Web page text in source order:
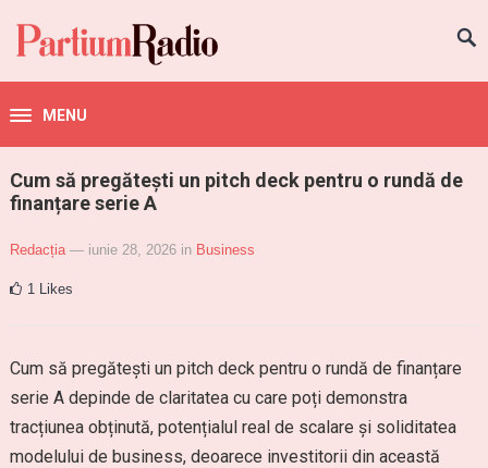
MENU
Cum să pregătești un pitch deck pentru o rundă de
finanțare serie A
Redacția — iunie 28, 2026 in Business
1 Likes
Cum să pregătești un pitch deck pentru o rundă de finanțare
serie A depinde de claritatea cu care poți demonstra
tracțiunea obținută, potențialul real de scalare și soliditatea
modelului de business, deoarece investitorii din această